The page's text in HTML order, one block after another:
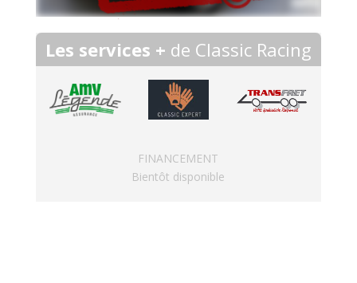
Les services + de Classic Racing
FINANCEMENT
Bientôt disponible